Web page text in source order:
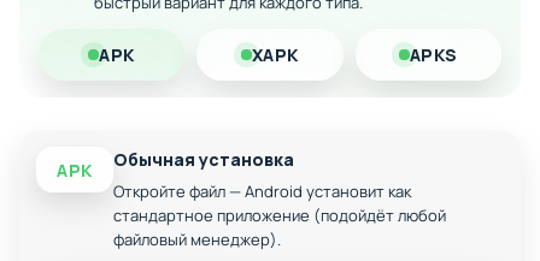
Облегчённое прохождение контента
Дополнительные боевые питомцы
APK XAPK APKS
APK Обычная установка
Откройте файл — Android установит как
стандартное приложение (подойдёт любой
файловый менеджер).